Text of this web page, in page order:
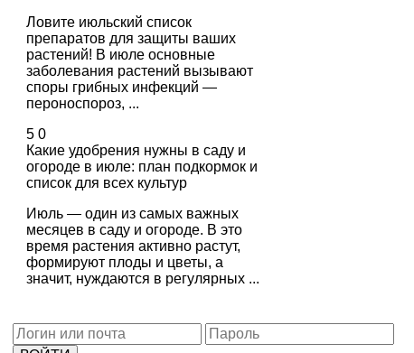
Ловите июльский список
препаратов для защиты ваших
растений! В июле основные
заболевания растений вызывают
споры грибных инфекций —
пероноспороз, ...
5 0
Какие удобрения нужны в саду и
огороде в июле: план подкормок и
список для всех культур
Июль — один из самых важных
месяцев в саду и огороде. В это
время растения активно растут,
формируют плоды и цветы, а
значит, нуждаются в регулярных ...